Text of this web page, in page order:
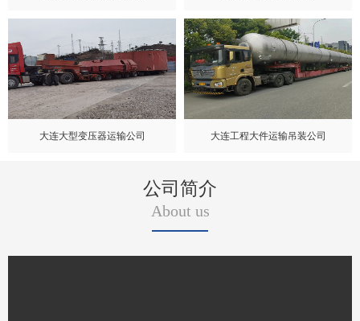
大连大型变压器运输公司 大连工程大件运输吊装公司
公司简介
About us